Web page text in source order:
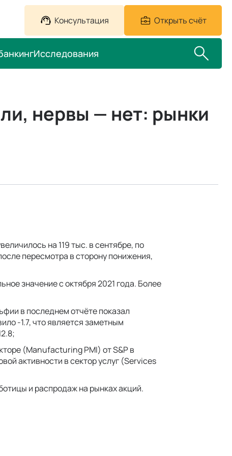
Консультация Открыть счёт
Исследования
нервы — нет: рынки
на 119 тыс. в сентябре, по
пересмотра в сторону понижения,
значение с октября 2021 года. Более
в последнем отчёте показал
-1.7, что является заметным
(Manufacturing PMI) от S&P в
активности в сектор услуг (Services
и распродаж на рынках акций.